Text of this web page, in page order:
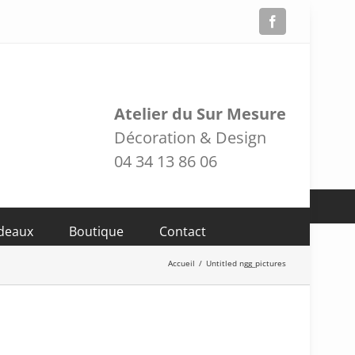
Atelier du Sur Mesure
Décoration & Design
04 34 13 86 06
Boutique Contact
Accueil / Untitled ngg_pictures